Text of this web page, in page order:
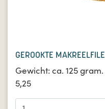
GEROOKTE
Gewicht: ca. 125 gram.
5,25